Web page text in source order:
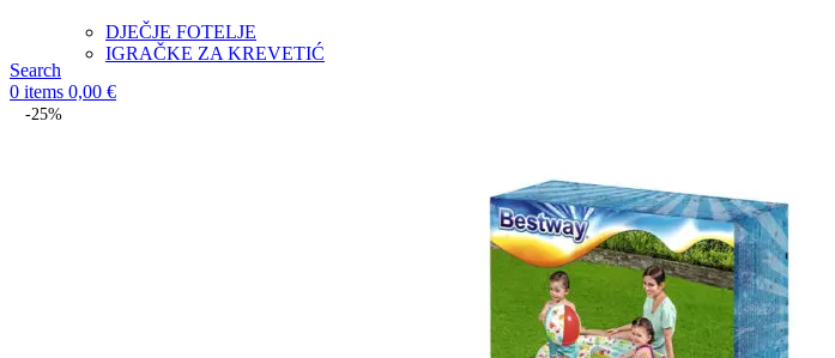
DJEČJE FOTELJE
IGRAČKE ZA KREVETIĆ
Search
0 items 0,00 €
-25%